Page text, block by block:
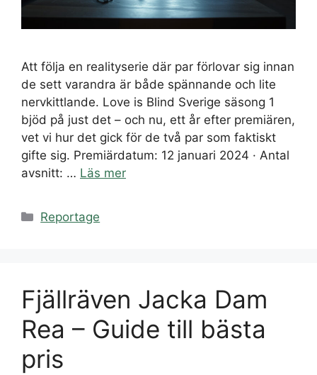
Att följa en realityserie där par förlovar sig innan
de sett varandra är både spännande och lite
nervkittlande. Love is Blind Sverige säsong 1
bjöd på just det – och nu, ett år efter premiären,
vet vi hur det gick för de två par som faktiskt
gifte sig. Premiärdatum: 12 januari 2024 · Antal
avsnitt: … Läs mer
Kategorier
Reportage
Fjällräven Jacka Dam
Rea – Guide till bästa
pris